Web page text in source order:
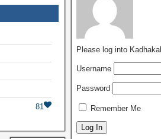
81
Please log into Kadhakal
Username
Password
Remember Me